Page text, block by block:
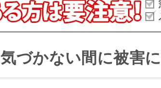
気づかない間に被害